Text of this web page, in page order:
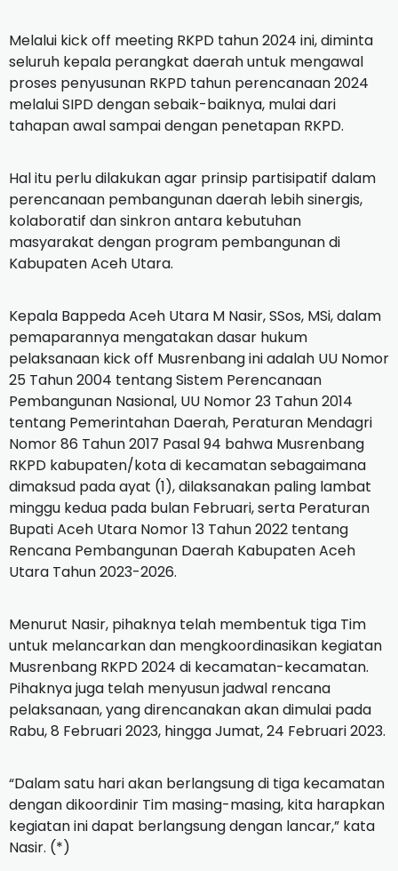
Melalui kick off meeting RKPD tahun 2024 ini, diminta
seluruh kepala perangkat daerah untuk mengawal
proses penyusunan RKPD tahun perencanaan 2024
melalui SIPD dengan sebaik-baiknya, mulai dari
tahapan awal sampai dengan penetapan RKPD.
Hal itu perlu dilakukan agar prinsip partisipatif dalam
perencanaan pembangunan daerah lebih sinergis,
kolaboratif dan sinkron antara kebutuhan
masyarakat dengan program pembangunan di
Kabupaten Aceh Utara.
Kepala Bappeda Aceh Utara M Nasir, SSos, MSi, dalam
pemaparannya mengatakan dasar hukum
pelaksanaan kick off Musrenbang ini adalah UU Nomor
25 Tahun 2004 tentang Sistem Perencanaan
Pembangunan Nasional, UU Nomor 23 Tahun 2014
tentang Pemerintahan Daerah, Peraturan Mendagri
Nomor 86 Tahun 2017 Pasal 94 bahwa Musrenbang
RKPD kabupaten/kota di kecamatan sebagaimana
dimaksud pada ayat (1), dilaksanakan paling lambat
minggu kedua pada bulan Februari, serta Peraturan
Bupati Aceh Utara Nomor 13 Tahun 2022 tentang
Rencana Pembangunan Daerah Kabupaten Aceh
Utara Tahun 2023-2026.
Menurut Nasir, pihaknya telah membentuk tiga Tim
untuk melancarkan dan mengkoordinasikan kegiatan
Musrenbang RKPD 2024 di kecamatan-kecamatan.
Pihaknya juga telah menyusun jadwal rencana
pelaksanaan, yang direncanakan akan dimulai pada
Rabu, 8 Februari 2023, hingga Jumat, 24 Februari 2023.
“Dalam satu hari akan berlangsung di tiga kecamatan
dengan dikoordinir Tim masing-masing, kita harapkan
kegiatan ini dapat berlangsung dengan lancar,” kata
Nasir. (*)